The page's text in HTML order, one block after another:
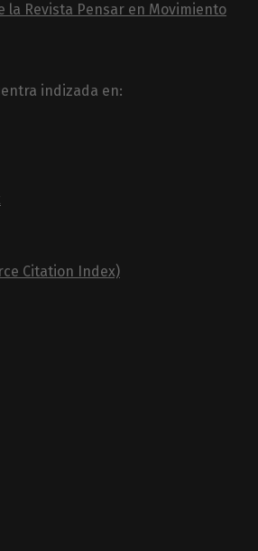
la Revista Pensar en Movimiento
indizada en:
Citation Index)